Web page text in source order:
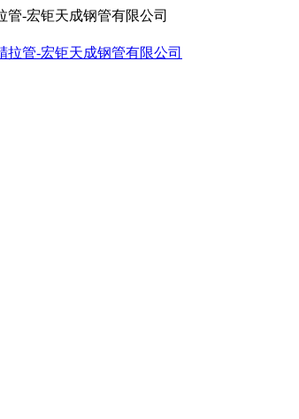
管-宏钜天成钢管有限公司